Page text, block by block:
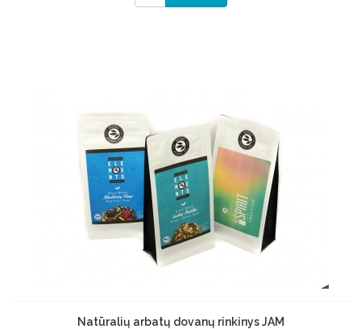
Natūralių arbatų dovanų rinkinys JAM